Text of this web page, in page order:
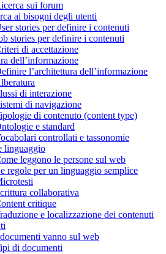
sui forum
ai bisogni degli utenti
stories per definire i contenuti
stories per definire i contenuti
di accettazione
dell’informazione
l’architettura dell’informazione
di interazione
di navigazione
di contenuto (content type)
e standard
controllati e tassonomie
linguaggio
leggono le persone sul web
regole per un linguaggio semplice
collaborativa
critique
e localizzazione dei contenuti
vanno sul web
di documenti